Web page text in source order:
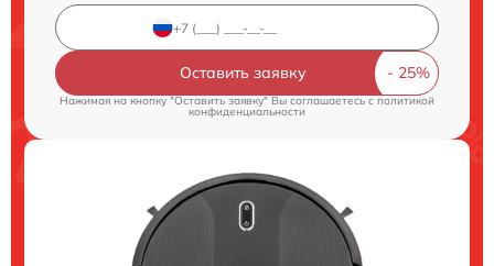
Оставить заявку
Нажимая на кнопку "Оставить заявку" Вы соглашаетесь cполитикой
конфиденциальности